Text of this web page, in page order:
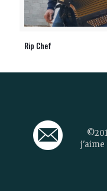
Rip Chef
j'aime